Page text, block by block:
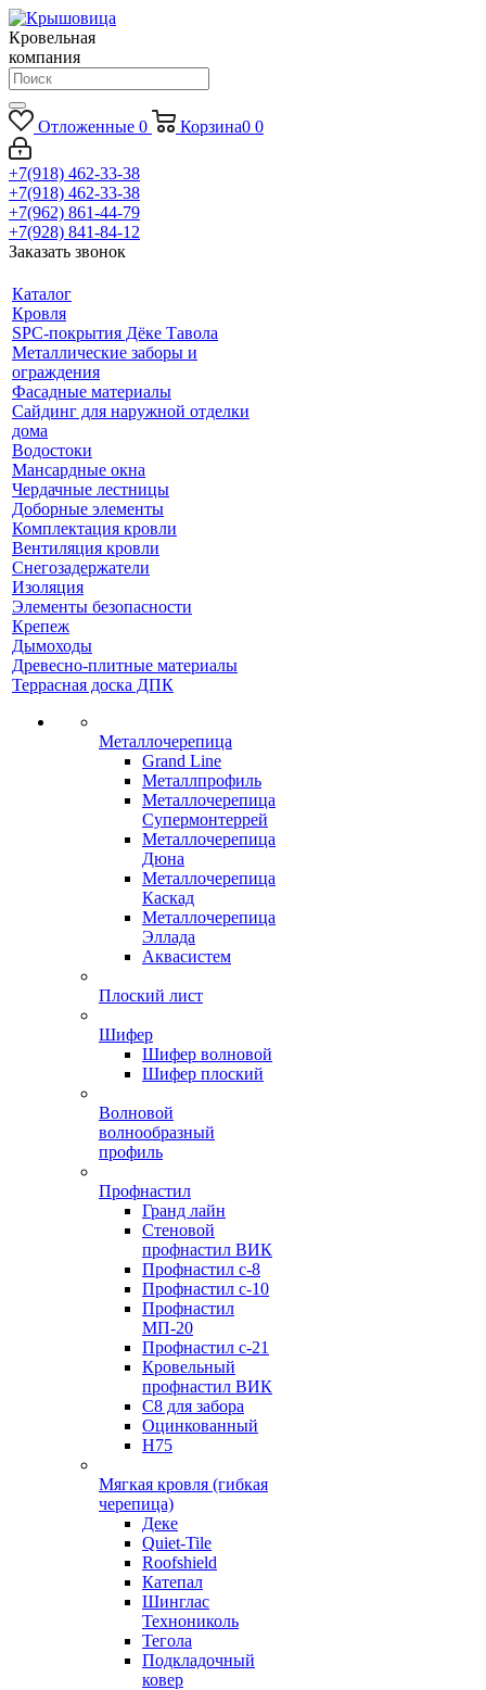
Кровельная
компания
Отложенные 0 Корзина0 0
+7(918) 462-33-38
+7(918) 462-33-38
+7(962) 861-44-79
+7(928) 841-84-12
Заказать звонок
Каталог
Кровля
SPC-покрытия Дёке Тавола
Металлические заборы и
ограждения
Фасадные материалы
Сайдинг для наружной отделки
дома
Водостоки
Мансардные окна
Чердачные лестницы
Доборные элементы
Комплектация кровли
Вентиляция кровли
Снегозадержатели
Изоляция
Элементы безопасности
Крепеж
Дымоходы
Древесно-плитные материалы
Террасная доска ДПК
Металлочерепица
Grand Line
Металлпрофиль
Металлочерепица
Супермонтеррей
Металлочерепица
Дюна
Металлочерепица
Каскад
Металлочерепица
Эллада
Аквасистем
Плоский лист
Шифер
Шифер волновой
Шифер плоский
Волновой
волнообразный
профиль
Профнастил
Гранд лайн
Стеновой
профнастил ВИК
Профнастил с-8
Профнастил с-10
Профнастил
МП-20
Профнастил с-21
Кровельный
профнастил ВИК
С8 для забора
Оцинкованный
Н75
Мягкая кровля (гибкая
черепица)
Деке
Quiet-Tile
Roofshield
Катепал
Шинглас
Технониколь
Тегола
Подкладочный
ковер